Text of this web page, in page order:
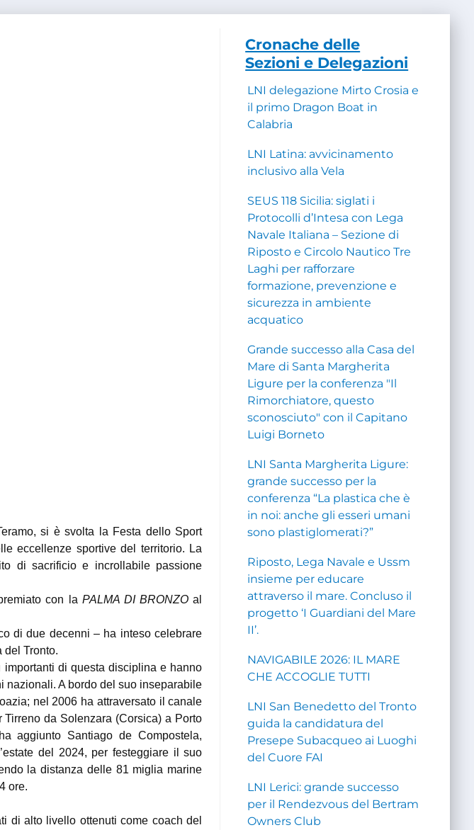
si è svolta la Festa dello Sport
eccellenze sportive del territorio. La
di sacrificio e incrollabile passione
con la PALMA DI BRONZO al
di due decenni – ha inteso celebrare
del Tronto.
importanti di questa disciplina e hanno
nazionali. A bordo del suo inseparabile
nel 2006 ha attraversato il canale
da Solenzara (Corsica) a Porto
aggiunto Santiago de Compostela,
del 2024, per festeggiare il suo
la distanza delle 81 miglia marine
ore.
di alto livello ottenuti come coach del
Cronache delle
Sezioni e Delegazioni
LNI delegazione Mirto Crosia e
il primo Dragon Boat in
Calabria
LNI Latina: avvicinamento
inclusivo alla Vela
SEUS 118 Sicilia: siglati i
Protocolli d’Intesa con Lega
Navale Italiana – Sezione di
Riposto e Circolo Nautico Tre
Laghi per rafforzare
formazione, prevenzione e
sicurezza in ambiente
acquatico
Grande successo alla Casa del
Mare di Santa Margherita
Ligure per la conferenza "Il
Rimorchiatore, questo
sconosciuto" con il Capitano
Luigi Borneto
LNI Santa Margherita Ligure:
grande successo per la
conferenza “La plastica che è
in noi: anche gli esseri umani
sono plastiglomerati?”
Riposto, Lega Navale e Ussm
insieme per educare
attraverso il mare. Concluso il
progetto ‘I Guardiani del Mare
II’.
NAVIGABILE 2026: IL MARE
CHE ACCOGLIE TUTTI
LNI San Benedetto del Tronto
guida la candidatura del
Presepe Subacqueo ai Luoghi
del Cuore FAI
LNI Lerici: grande successo
per il Rendezvous del Bertram
Owners Club